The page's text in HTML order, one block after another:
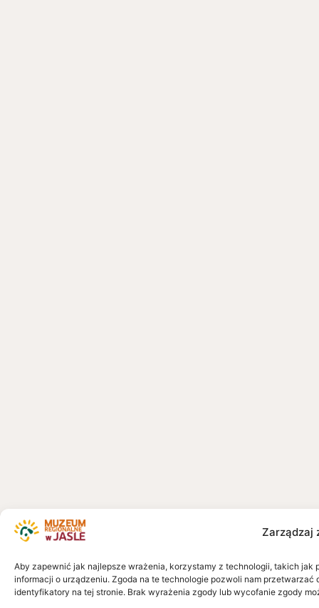
Zarządzaj
Aby zapewnić jak najlepsze wrażenia, korzystamy z technologii, takich
informacji o urządzeniu. Zgoda na te technologie pozwoli nam
identyfikatory na tej stronie. Brak wyrażenia zgody lub wycofanie zgody